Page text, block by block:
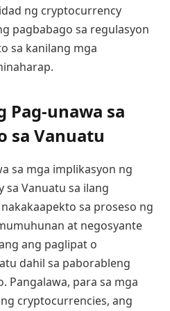
ng cryptocurrency
pagbabago sa regulasyon
sa kanilang mga
Pag-unawa sa
sa Vanuatu
sa mga implikasyon ng
Vanuatu sa ilang
sa proseso ng
at negosyante
ang paglipat o
dahil sa paborableng
Pangalawa, para sa mga
cryptocurrencies, ang